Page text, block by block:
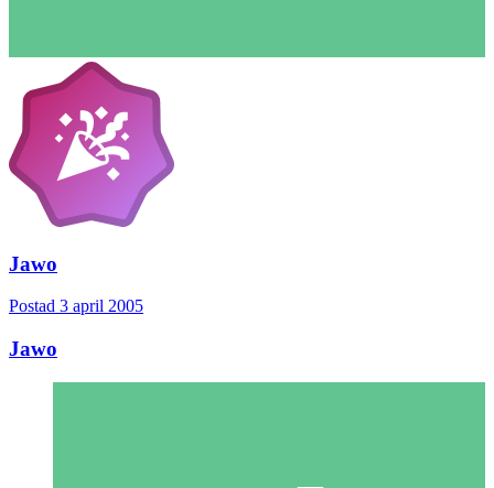
Jawo
Postad 3 april 2005
Jawo